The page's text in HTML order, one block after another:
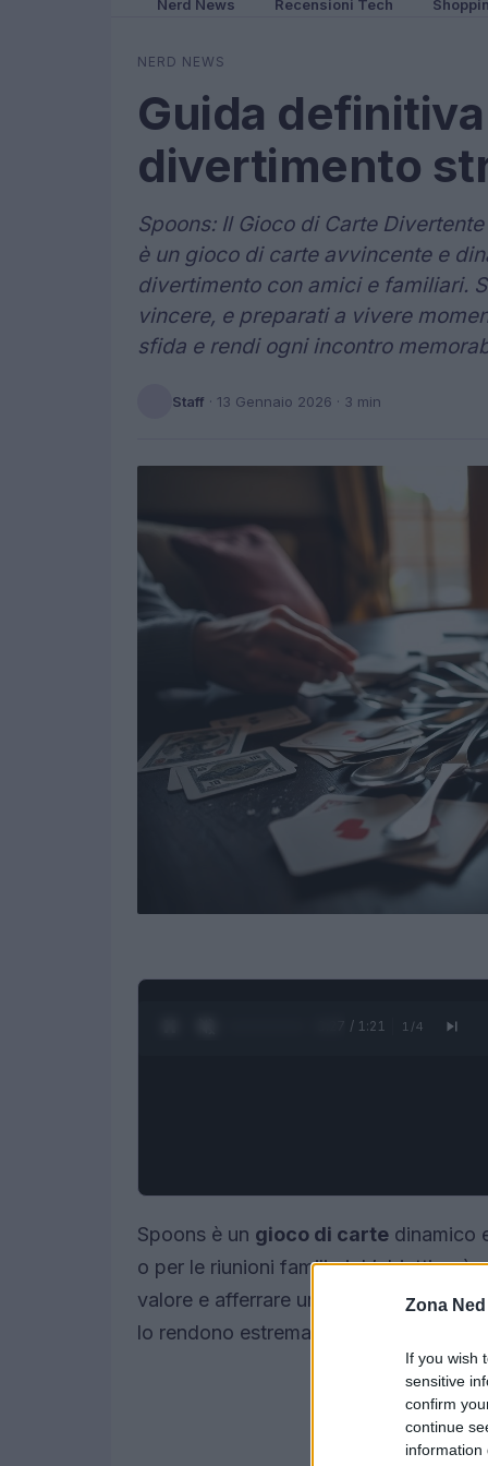
Zona Ned
If you wish
sensitive
confirm
continue
information
Nerd News Recensioni Tech
NERD NEWS
Guida
divertimento
Spoons: Il Gioco di Carte
è un gioco di carte avvincente e
divertimento con amici e familiari.
vincere, e preparati a vivere
sfida e rendi ogni incontro
Staff · 13 Gennaio 2026 · 3 min
0:28 / 1:21 1 /4
Spoons è un gioco di carte dinamico
o per le riunioni familiari. L’obiettivo
valore e afferrare un cucchiaio dal
lo rendono estremamente divertente e